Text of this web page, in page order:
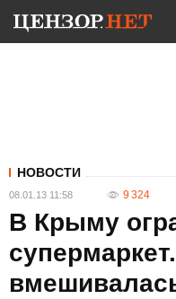
НОВОСТИ
08.01.13 11:58 9 324
В Крыму